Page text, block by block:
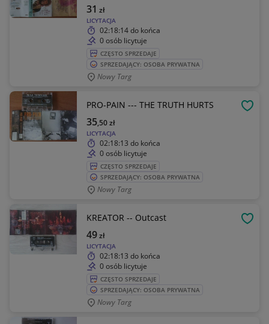
LICYTACJA
31 zł
02:18:14do końca
0 osób licytuje
CZĘSTO SPRZEDAJE
SPRZEDAJĄCY: OSOBA PRYWATNA
Nowy Targ
PRO-PAIN --- THE TRUTH HURTS
LICYTACJA
35,50zł
02:18:13 do końca
0 osób licytuje
CZĘSTO SPRZEDAJE
SPRZEDAJĄCY: OSOBA PRYWATNA
Nowy Targ
KREATOR -- Outcast
LICYTACJA
49zł
02:18:13 do końca
0 osób licytuje
CZĘSTO SPRZEDAJE
SPRZEDAJĄCY: OSOBA PRYWATNA
Nowy Targ